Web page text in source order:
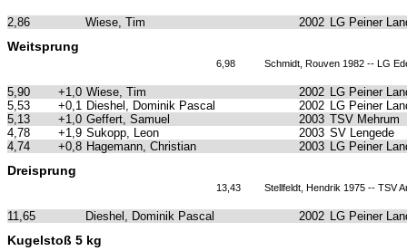
2,86 Wiese, Tim 2002 LG Peiner
Weitsprung
6,98 Schmidt, Rouven 1982 -- LG
5,90 +1,0 Wiese, Tim 2002 LG Peiner
5,53
+0,1 Dieshel, Dominik Pascal 2002 LG Peiner
5,13
+1,0 Geffert, Samuel 2003 TSV Mehrum
4,78
+1,9 Sukopp, Leon 2003 SV Lengede
4,74
+0,8 Hagemann, Christian 2003 LG Peiner
Dreisprung
13,43 Stellfeldt, Hendrik 1975 -- TSV
11,65 Dieshel, Dominik Pascal 2002 LG Peiner
Kugelstoß 5 kg